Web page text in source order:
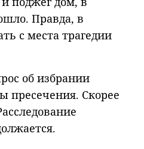
Правда, в
с места трагедии
об избрании
пресечения. Скорее